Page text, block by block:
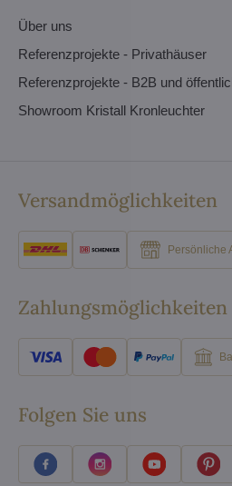
Über uns
Referenzprojekte - Privathäuser
Referenzprojekte - B2B und
Showroom Kristall Kronleuchter
Versandmöglichkeiten
Persönliche
Zahlungsmöglichkeiten
Folgen Sie uns